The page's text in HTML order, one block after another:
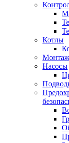
Котлы
Насосы